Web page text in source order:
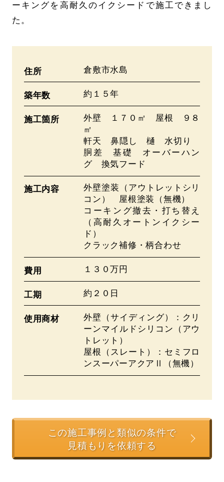
ーキングを高耐久のイクシードで施工できまし
た。
住所 倉敷市水島
築年数 約１５年
施工箇所
外壁 １７０㎡ 屋根 ９８
㎡
軒天 鼻隠し 樋 水切り
胴差 基礎 オーバーハン
グ 換気フード
施工内容
外壁塗装（アウトレットシリ
コン） 屋根塗装（無機）
コーキング撤去・打ち替え
（高耐久オートンイクシー
ド）
クラック補修・柄合わせ
費用 １３０万円
工期 約２０日
使用商材
外壁（サイディング）：クリ
ーンマイルドシリコン（アウ
トレット）
屋根（スレート）：セミフロ
ンスーパーアクアⅡ（無機）
この施工事例と類似の条件で
見積もりを依頼する